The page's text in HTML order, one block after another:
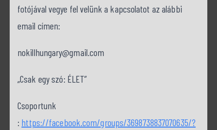
fotójával vegye fel velünk a kapcsolatot az alábbi
email címen:
nokillhungary@gmail.com
„Csak egy szó: ÉLET”
Csoportunk
: https://facebook.com/groups/3698738837070635/?